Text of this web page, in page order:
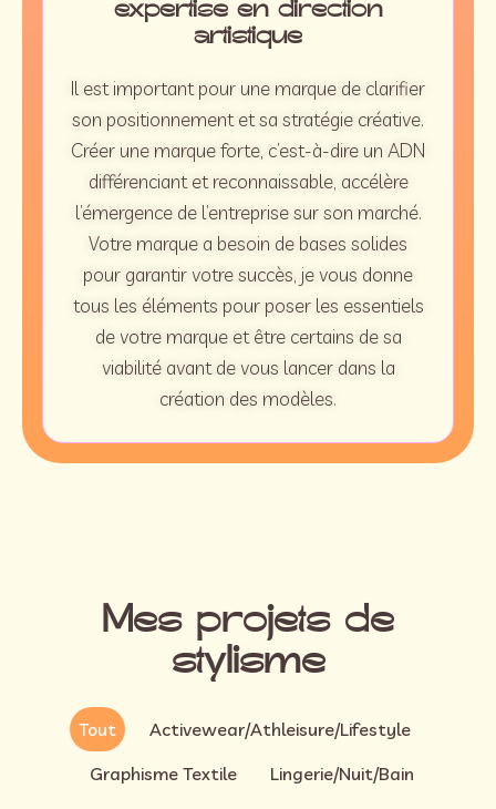
expertise en direction
artistique
Il est important pour une marque de clarifier
son positionnement et sa stratégie créative.
Créer une marque forte, c’est-à-dire un ADN
différenciant et reconnaissable, accélère
l’émergence de l’entreprise sur son marché.
Votre marque a besoin de bases solides
pour garantir votre succès, je vous donne
tous les éléments pour poser les essentiels
de votre marque et être certains de sa
viabilité avant de vous lancer dans la
création des modèles.
Mes projets de
stylisme
Tout
Activewear/Athleisure/Lifestyle
Graphisme Textile
Lingerie/Nuit/Bain